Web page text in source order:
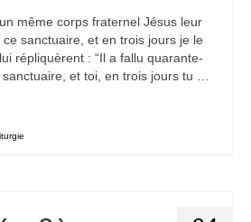
même corps fraternel Jésus leur
ce sanctuaire, et en trois jours je le
répliquèrent : “Il a fallu quarante-
et toi, en trois jours tu …